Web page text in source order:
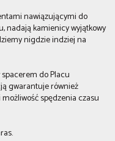
nawiązującymi do
nadają kamienicy wyjątkowy
nigdzie indziej na
do Placu
gwarantuje również
spędzenia czasu